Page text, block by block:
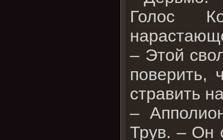
Голос
– Этой
поверить,
стравить
–
Трув. – Он